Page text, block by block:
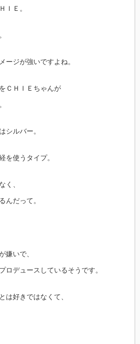
ＩＥ。
ージが強いですよね。
ＣＨＩＥちゃんが
シルバー。
を使うタイプ。
く、
んだって。
嫌いで、
ロデュースしているそうです。
は好きではなくて、